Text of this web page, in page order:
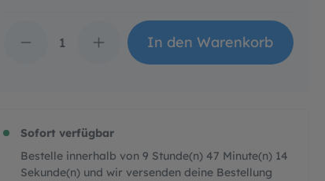
Produkt Anzahl: Gib
In den Warenkorb
Sofort verfügbar
Bestelle innerhalb von 9 Stunde(n) 47 Minute(n) 13
Sekunde(n) und wir versenden deine Bestellung